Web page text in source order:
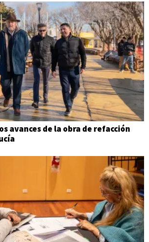
avances de la obra de refacción